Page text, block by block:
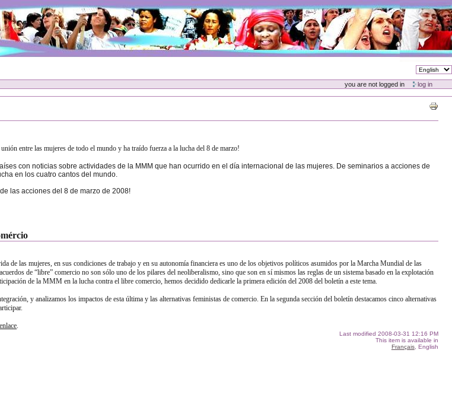
you are not logged in
log in
entre las mujeres de todo el mundo y ha traído fuerza a la lucha del 8 de marzo!
con noticias sobre actividades de la MMM que han ocurrido en el día internacional de las mujeres. De seminarios a acciones de
en los cuatro cantos del mundo.
las acciones del 8 de marzo de 2008!
de las mujeres, en sus condiciones de trabajo y en su autonomía financiera es uno de los objetivos políticos asumidos porla Marcha Mundial de las
de “libre” comercio no son sólo uno de los pilares del neoliberalismo, sino que son en sí mismos las reglas de un sistema basado en la explotación
dela MMM en la lucha contra el libre comercio, hemos decidido dedicarle la primera edición del 2008 del boletín a este tema.
y analizamos los impactos de esta última y las alternativas feministas de comercio. En la segunda sección del boletín destacamos cinco alternativas
.
Last modified 2008-03-31 12:16 PM
This item is available in
Français, English